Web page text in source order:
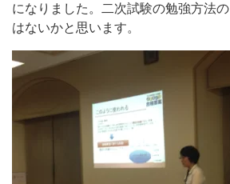
になりました。二次試験の勉強方法の
はないかと思います。